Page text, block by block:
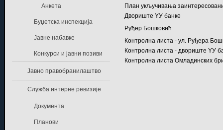
План укључивања
Двориште YУ банке
Руђер Бошковић
Контролна листа - ул. Руђера
Контролна листа - двориште YУ
Контролна листа Омладинских
Анкета
Буџетска инспекција
Јавне набавке
Конкурси и јавни позиви
Јавно правобранилаштво
Служба интерне ревизије
Документа
Планови